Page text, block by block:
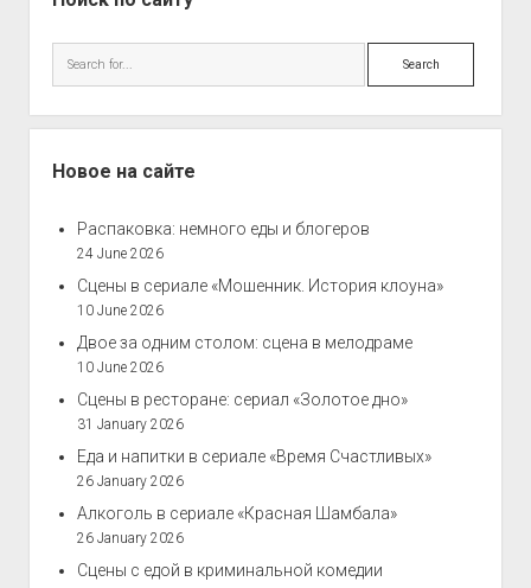
Search
Новое на сайте
Распаковка: немного еды и блогеров
24 June 2026
Сцены в сериале «Мошенник. История клоуна»
10 June 2026
Двое за одним столом: сцена в мелодраме
10 June 2026
Сцены в ресторане: сериал «Золотое дно»
31 January 2026
Еда и напитки в сериале «Время Счастливых»
26 January 2026
Алкоголь в сериале «Красная Шамбала»
26 January 2026
Сцены с едой в криминальной комедии